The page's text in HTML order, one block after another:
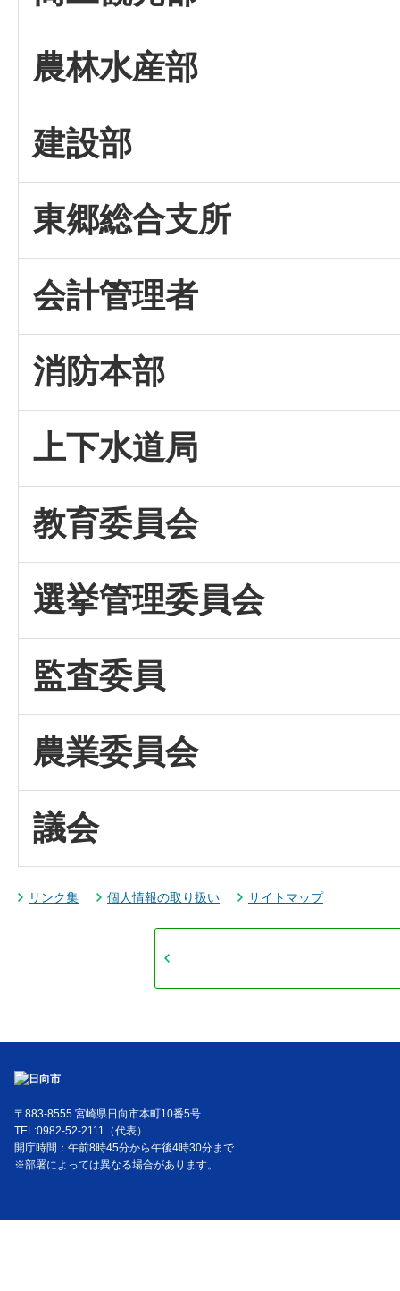
農林水産部
建設部
東郷総合支所
会計管理者
消防本部
上下水道局
教育委員会
選挙管理委員会
監査委員
農業委員会
議会
リンク集 個人情報の取り扱い サイトマップ
〒883-8555 宮崎県日向市本町10番5号
TEL:0982-52-2111（代表）
開庁時間：午前8時45分から午後4時30分まで
※部署によっては異なる場合があります。